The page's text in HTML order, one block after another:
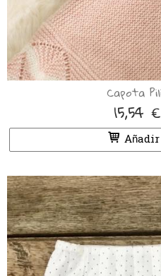
Capota
15,54 €